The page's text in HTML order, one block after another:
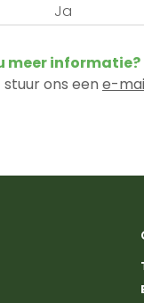
Ja
meer informatie?
ons een e-